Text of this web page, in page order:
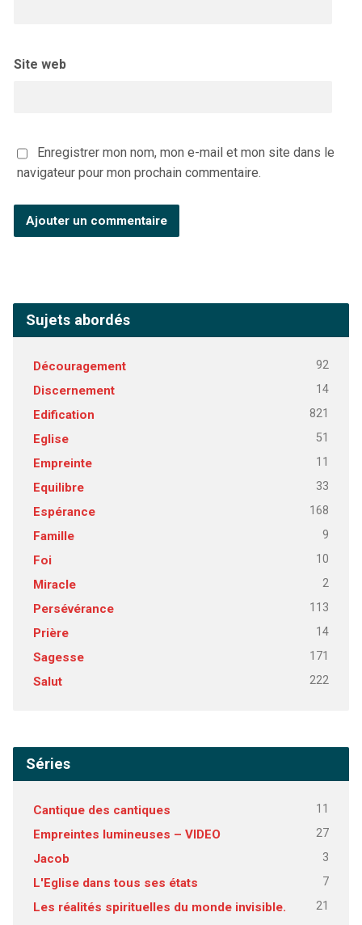
Site web
Enregistrer mon nom, mon e-mail et mon site dans le
navigateur pour mon prochain commentaire.
Sujets abordés
Découragement 92
Discernement 14
Edification 821
Eglise 51
Empreinte 11
Equilibre 33
Espérance 168
Famille 9
Foi 10
Miracle 2
Persévérance 113
Prière 14
Sagesse 171
Salut 222
Séries
Cantique des cantiques 11
Empreintes lumineuses – VIDEO 27
Jacob 3
L'Eglise dans tous ses états 7
Les réalités spirituelles du monde invisible. 21